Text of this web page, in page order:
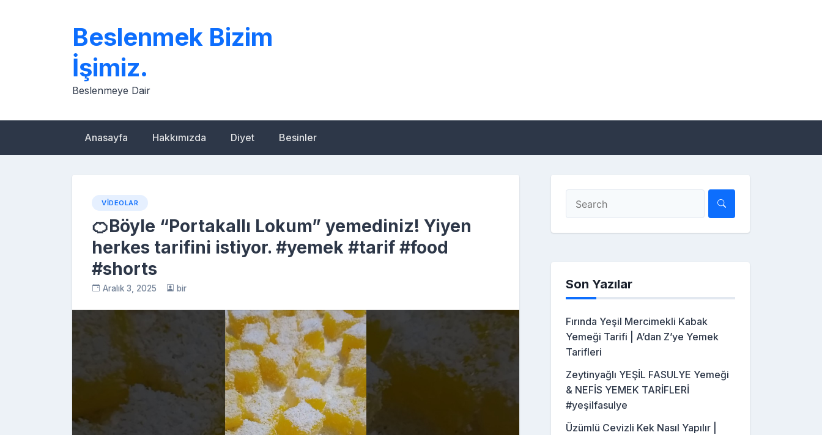
Beslenmek Bizim
İşimiz.
Beslenmeye Dair
Anasayfa Hakkımızda Diyet Besinler
VIDEOLAR
🍊Böyle “Portakallı Lokum” yemediniz! Yiyen
herkes tarifini istiyor. #yemek #tarif #food
#shorts
Aralık 3, 2025 bir Son Yazılar
Fırında Yeşil Mercimekli Kabak
Yemeği Tarifi | A’dan Z’ye Yemek
Tarifleri
Zeytinyağlı YEŞİL FASULYE Yemeği
& NEFİS YEMEK TARİFLERİ
#yeşilfasulye
Üzümlü Cevizli Kek Nasıl Yapılır |